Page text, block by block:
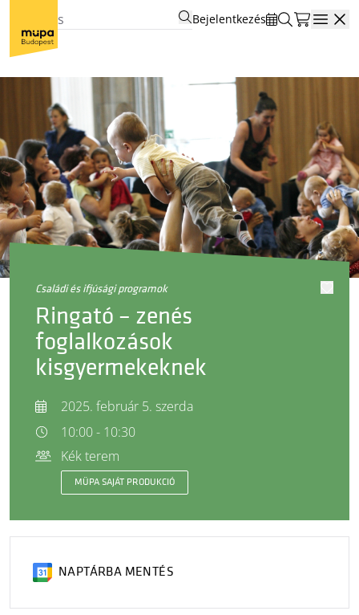
Bejelentkezés
családi és ifjúsági programok
Ringató – zenés
foglalkozások
kisgyermekeknek
2025. február 5. szerda
10:00 - 10:30
Kék terem
MÜPA SAJÁT PRODUKCIÓ
NAPTÁRBA MENTÉS